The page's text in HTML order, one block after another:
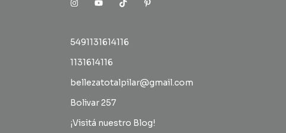
5491131614116
1131614116
bellezatotalpilar@gmail.com
Bolivar 257
¡Visitá nuestro Blog!